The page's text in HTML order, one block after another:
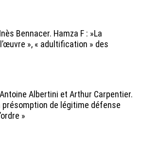
Bennacer. Hamza F : »La
», « adultification » des
Albertini et Arthur Carpentier.
présomption de légitime défense
»